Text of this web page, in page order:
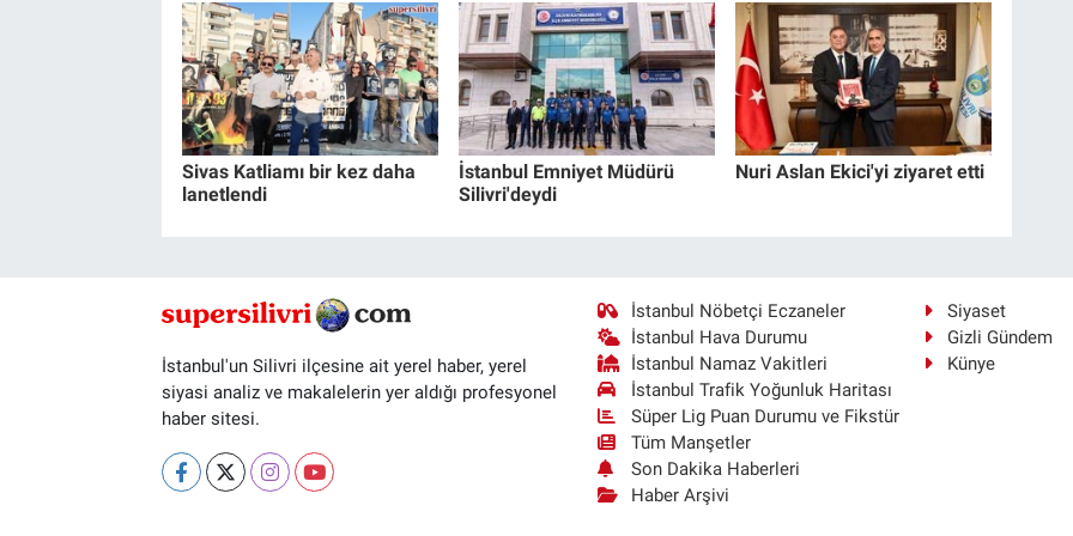
Sivas Katliamı bir kez daha
lanetlendi
İstanbul Emniyet Müdürü
Silivri'deydi
Nuri Aslan Ekici'yi ziyaret etti
İstanbul'un Silivri ilçesine ait yerel haber, yerel
siyasi analiz ve makalelerin yer aldığı profesyonel
haber sitesi.
İstanbul Nöbetçi Eczaneler
İstanbul Hava Durumu
İstanbul Namaz Vakitleri
İstanbul Trafik Yoğunluk Haritası
Süper Lig Puan Durumu ve Fikstür
Tüm Manşetler
Son Dakika Haberleri
Haber Arşivi
Siyaset
Gizli Gündem
Künye